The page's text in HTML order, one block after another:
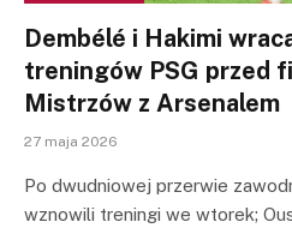
Dembélé i Hakimi
treningów PSG przed
Mistrzów z Arsenalem
27 maja 2026
Po dwudniowej przerwie
wznowili treningi we wtorek;